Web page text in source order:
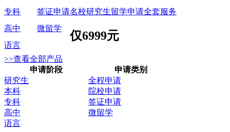
名校研究生留学申请全套服务
仅6999元
专科
签证申请
高中
微留学
语言
>>查看全部产品
申请阶段
申请类别
研究生
全程申请
本科
院校申请
专科
签证申请
高中
微留学
语言